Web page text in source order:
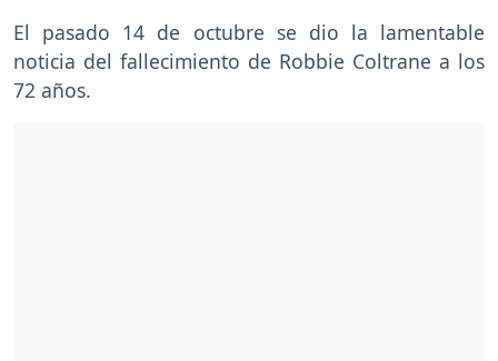
El pasado 14 de octubre se dio la lamentable
noticia del fallecimiento de Robbie Coltrane a los
72 años.